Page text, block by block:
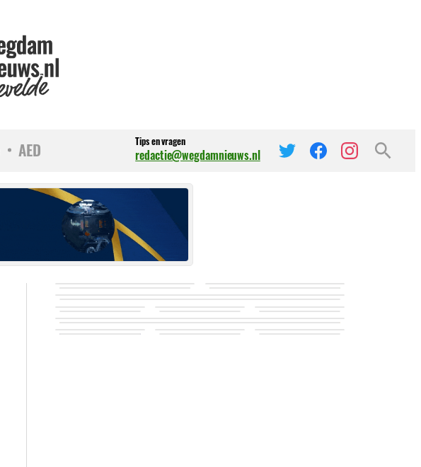
AED Tips en vragen
redactie@wegdamnieuws.nl